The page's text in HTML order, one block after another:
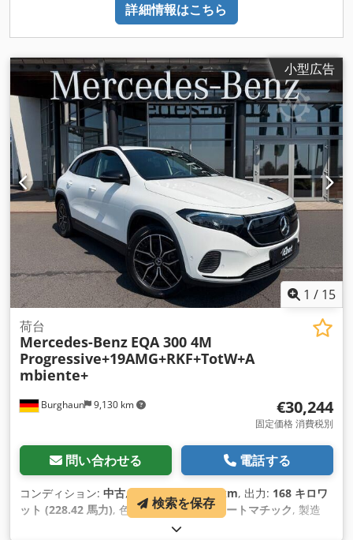
詳細情報はこちら
小型広告
1 / 15
Burghaun 9,130 km
荷台
Mercedes-Benz EQA 300 4M
Progressive+19AMG+RKF+TotW+A
mbiente+
€30,244
固定価格 消費税別
問い合わせる 電話する
コンディション: 中古, 走行距離:17,950 km, 出力: 168 キロワ
ット (228.42 馬力), 色: 白色, 変速方式: オートマチック, 製造
ABS（アンチロック・ブレーキ・システム）,
検索を保存